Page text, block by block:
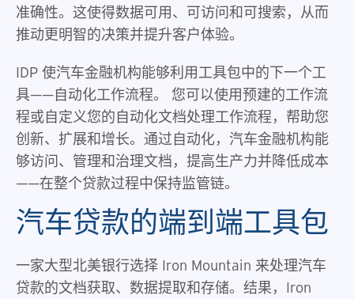
准确性。这使得数据可用、可访问和可搜索，从而
推动更明智的决策并提升客户体验。
IDP 使汽车金融机构能够利用工具包中的下一个工
具——自动化工作流程。 您可以使用预建的工作流
程或自定义您的自动化文档处理工作流程，帮助您
创新、扩展和增长。通过自动化，汽车金融机构能
够访问、管理和治理文档，提高生产力并降低成本
——在整个贷款过程中保持监管链。
汽车贷款的端到端工具包
一家大型北美银行选择 Iron Mountain 来处理汽车
贷款的文档获取、数据提取和存储。结果，Iron